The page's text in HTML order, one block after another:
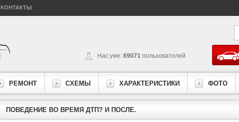
КОНТАКТЫ
Нас уже: 69071 пользователей
РЕМОНТ СХЕМЫ ХАРАКТЕРИСТИКИ ФОТО
ПОВЕДЕНИЕ ВО ВРЕМЯ ДТП? И ПОСЛЕ.